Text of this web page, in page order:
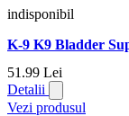
indisponibil
K-9 K9 Bladder
51.99 Lei
Detalii
Vezi produsul